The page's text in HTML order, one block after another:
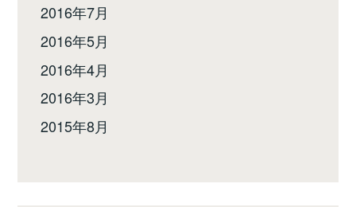
2016年7月
2016年5月
2016年4月
2016年3月
2015年8月